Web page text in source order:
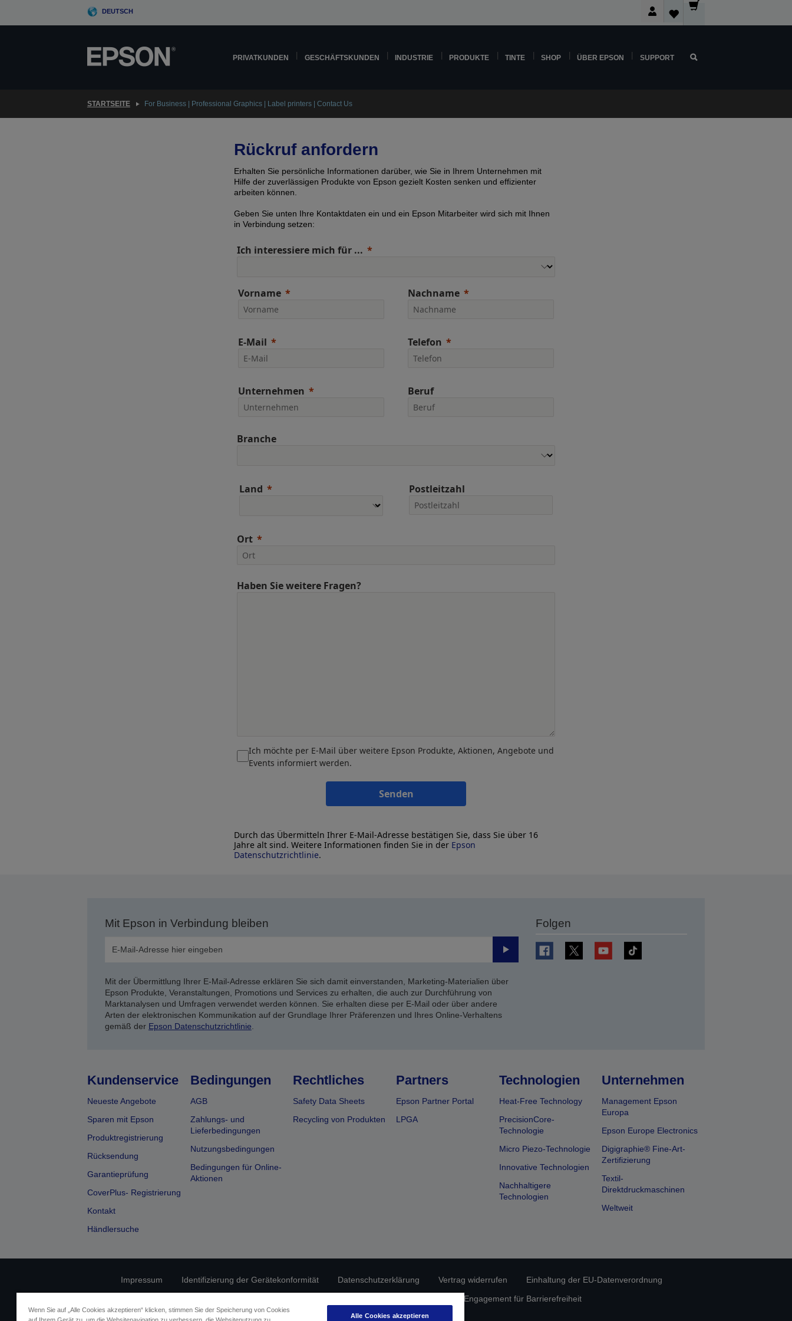
DEUTSCH
PRIVATKUNDEN GESCHÄFTSKUNDEN INDUSTRIE PRODUKTE TINTE SHOP ÜBER EPSON SUPPORT
STARTSEITE For Business | Professional Graphics | Label printers | Contact Us
Rückruf anfordern
Erhalten Sie persönliche Informationen darüber, wie Sie in Ihrem Unternehmen mit
Hilfe der zuverlässigen Produkte von Epson gezielt Kosten senken und effizienter
arbeiten können.
Geben Sie unten Ihre Kontaktdaten ein und ein Epson Mitarbeiter wird sich mit Ihnen
in Verbindung setzen:
Ich interessiere mich für ...
Vorname Nachname
E-Mail Telefon
Unternehmen Beruf
Branche
Land Postleitzahl
Ort
Haben Sie weitere Fragen?
Ich möchte per E-Mail über weitere Epson Produkte, Aktionen, Angebote und
Events informiert werden.
Senden
Durch das Übermitteln Ihrer E-Mail-Adresse bestätigen Sie, dass Sie über 16
Jahre alt sind. Weitere Informationen finden Sie in der Epson
Datenschutzrichtlinie.
Mit Epson in Verbindung bleiben
Senden
Mit der Übermittlung Ihrer E-Mail-Adresse erklären Sie sich damit einverstanden, Marketing-Materialien über
Epson Produkte, Veranstaltungen, Promotions und Services zu erhalten, die auch zur Durchführung von
Marktanalysen und Umfragen verwendet werden können. Sie erhalten diese per E-Mail oder über andere
Arten der elektronischen Kommunikation auf der Grundlage Ihrer Präferenzen und Ihres Online-Verhaltens
gemäß der Epson Datenschutzrichtlinie
Folgen
Kundenservice
Neueste Angebote
Sparen mit Epson
Produktregistrierung
Rücksendung
Garantieprüfung
CoverPlus- Registrierung
Kontakt
Händlersuche
Bedingungen
AGB
Zahlungs- und
Lieferbedingungen
Nutzungsbedingungen
Bedingungen für Online-
Aktionen
Rechtliches
Safety Data Sheets
Recycling von Produkten
Partners
Epson Partner Portal
LPGA
Technologien
Heat-Free Technology
PrecisionCore-
Technologie
Micro Piezo-Technologie
Innovative Technologien
Nachhaltigere
Technologien
Unternehmen
Management Epson
Europa
Epson Europe Electronics
Digigraphie® Fine-Art-
Zertifizierung
Textil-
Direktdruckmaschinen
Weltweit
Impressum Identifizierung der Gerätekonformität Datenschutzerklärung Vertrag widerrufen
Einhaltung der EU-Datenverordnung
Epson Engagement für Barrierefreiheit
Wenn Sie auf „Alle Cookies akzeptieren“ klicken, stimmen Sie der Speicherung von Cookies
Alle Cookies akzeptieren